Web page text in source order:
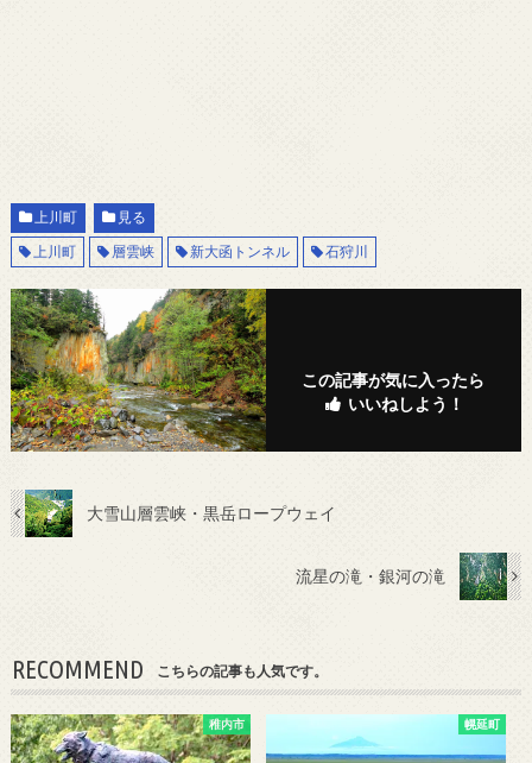
上川町
見る
上川町
層雲峡 新大函トンネル 石狩川
この記事が気に入ったら
いいねしよう！
大雪山層雲峡・黒岳ロープウェイ
流星の滝・銀河の滝
RECOMMEND こちらの記事も人気です。
稚内市 幌延町